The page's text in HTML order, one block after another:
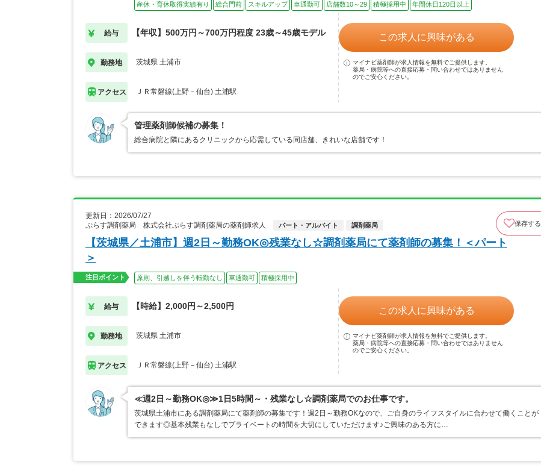
産休・育休取得実績有り
総合門前 スキルアップ 車通勤可 店舗数10～29 積極採用中 年間休日120日以上
給与 【年収】500万円～700万円程度 23歳～45歳モデル
勤務地 茨城県 土浦市
アクセス ＪＲ常磐線(上野－仙台) 土浦駅
この求人に興味がある
マイナビ薬剤師が求人情報を無料でご提供します。
薬局・病院等への直接応募・問い合わせではありません
のでご安心ください。
管理薬剤師候補の募集！
総合病院と隣にあるクリニックから応需している同店舗、きれいな店舗です！
更新日：2026/07/27
ぷらす調剤薬局 株式会社ぷらす調剤薬局の薬剤師求人
パート・アルバイト 調剤薬局 保存する
【茨城県／土浦市】週2日～勤務OK◎残業なし☆調剤薬局にて薬剤師の募集！＜パート
＞
注目ポイント 原則、引越しを伴う転勤なし 車通勤可 積極採用中
給与 【時給】2,000円～2,500円
勤務地 茨城県 土浦市
アクセス ＪＲ常磐線(上野－仙台) 土浦駅
この求人に興味がある
マイナビ薬剤師が求人情報を無料でご提供します。
薬局・病院等への直接応募・問い合わせではありません
のでご安心ください。
≪週2日～勤務OK◎≫1日5時間～・残業なし☆調剤薬局でのお仕事です。
茨城県土浦市にある調剤薬局にて薬剤師の募集です！週2日～勤務OKなので、ご自身のライフスタイルに合わせて働くことが
できます◎基本残業もなしでプライベートの時間を大切にしていただけます♪ご興味のある方に…